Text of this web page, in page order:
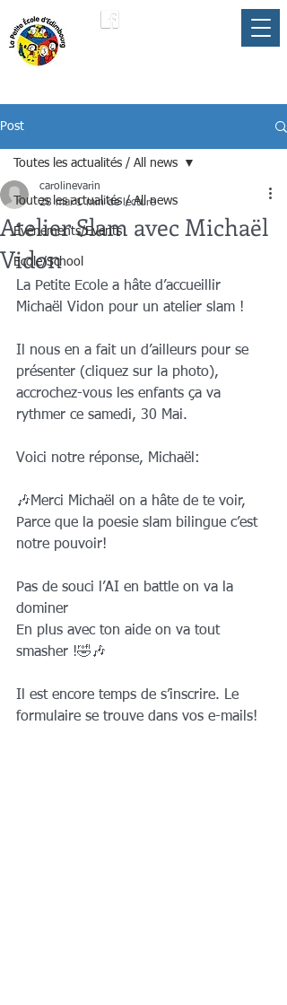
Post
Toutes les actualités / All news
Événements/Events
Ecole/School
Toutes les actualités / All news
Atelier Slam avec Michaël
Vidon
carolinevarin
28 mai 1 min de lecture
La Petite Ecole a hâte d’accueillir
Michaël Vidon pour un atelier slam !
Il nous en a fait un d’ailleurs pour se
présenter (cliquez sur la photo),
accrochez-vous les enfants ça va
rythmer ce samedi, 30 Mai.
Voici notre réponse, Michaël:
🎶Merci Michaël on a hâte de te voir,
Parce que la poesie slam bilingue c’est
notre pouvoir!
Pas de souci l’AI en battle on va la
dominer
En plus avec ton aide on va tout
smasher !🤣🎶
Il est encore temps de s’inscrire. Le
formulaire se trouve dans vos e-mails!